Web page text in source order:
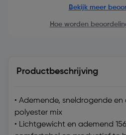
Bekijk meer
Hoe worden
Productbeschrijving
• Ademende, sneldrogende
polyester mix
• Lichtgewicht en ademend